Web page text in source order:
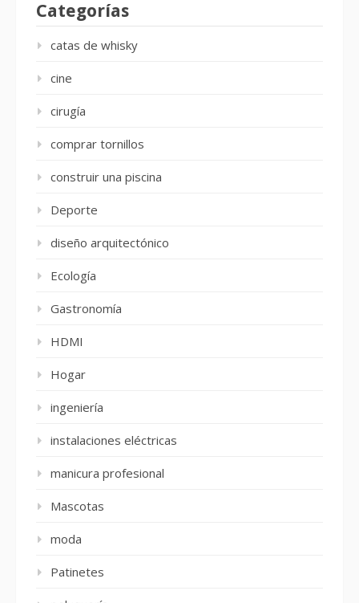
Categorías
catas de whisky
cine
cirugía
comprar tornillos
construir una piscina
Deporte
diseño arquitectónico
Ecología
Gastronomía
HDMI
Hogar
ingeniería
instalaciones eléctricas
manicura profesional
Mascotas
moda
Patinetes